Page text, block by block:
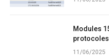
Modules
11/06/2025